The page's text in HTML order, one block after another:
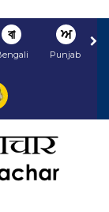
বা ਅ
Punjabi